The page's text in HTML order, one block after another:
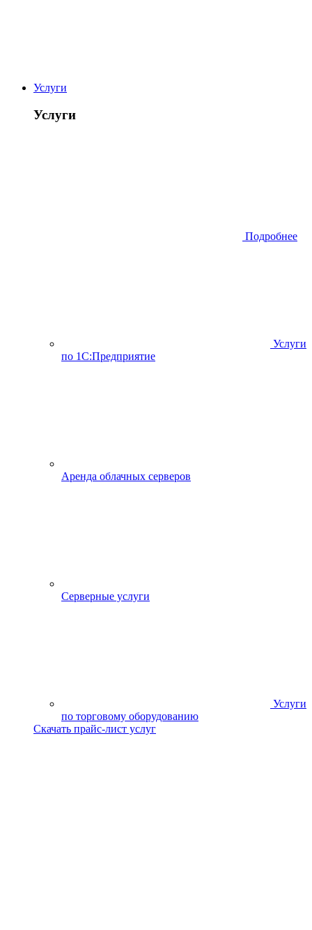
Услуги
Услуги
Подробнее
Услуги
по 1С:Предприятие
Аренда облачных серверов
Серверные услуги
Услуги
по торговому оборудованию
Скачать прайс-лист услуг